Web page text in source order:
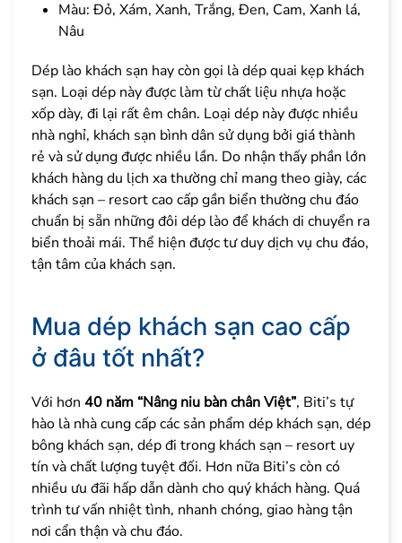
Màu: Đỏ, Xám, Xanh, Trắng, Đen, Cam, Xanh lá,
Nâu
Dép lào khách sạn hay còn gọi là dép quai kẹp khách
sạn. Loại dép này được làm từ chất liệu nhựa hoặc
xốp dày, đi lại rất êm chân. Loại dép này được nhiều
nhà nghỉ, khách sạn bình dân sử dụng bởi giá thành
rẻ và sử dụng được nhiều lần. Do nhận thấy phần lớn
khách hàng du lịch xa thường chỉ mang theo giày, các
khách sạn – resort cao cấp gần biển thường chu đáo
chuẩn bị sẵn những đôi dép lào để khách di chuyển ra
biển thoải mái. Thể hiện được tư duy dịch vụ chu đáo,
tận tâm của khách sạn.
Mua dép khách sạn cao cấp
ở đâu tốt nhất?
Với hơn 40 năm “Nâng niu bàn chân Việt”, Biti’s tự
hào là nhà cung cấp các sản phẩm dép khách sạn, dép
bông khách sạn, dép đi trong khách sạn – resort uy
tín và chất lượng tuyệt đối. Hơn nữa Biti’s còn có
nhiều ưu đãi hấp dẫn dành cho quý khách hàng. Quá
trình tư vấn nhiệt tình, nhanh chóng, giao hàng tận
nơi cẩn thận và chu đáo.